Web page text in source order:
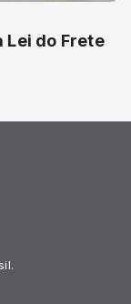
Lei do Frete